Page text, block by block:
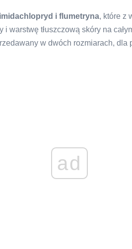
imidachlopryd i flumetryna, które z
i warstwę tłuszczową skóry na
w dwóch rozmiarach,
ad